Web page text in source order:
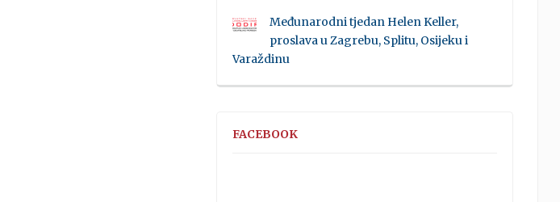
Međunarodni tjedan Helen Keller,
proslava u Zagrebu, Splitu, Osijeku i
Varaždinu
FACEBOOK